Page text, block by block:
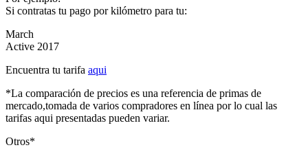
Si contratas tu pago por kilómetro para tu:
March
Active 2017
Encuentra tu tarifa aqui
*La comparación de precios es una referencia de primas de
mercado,tomada de varios compradores en línea por lo cual las
tarifas aqui presentadas pueden variar.
Otros*